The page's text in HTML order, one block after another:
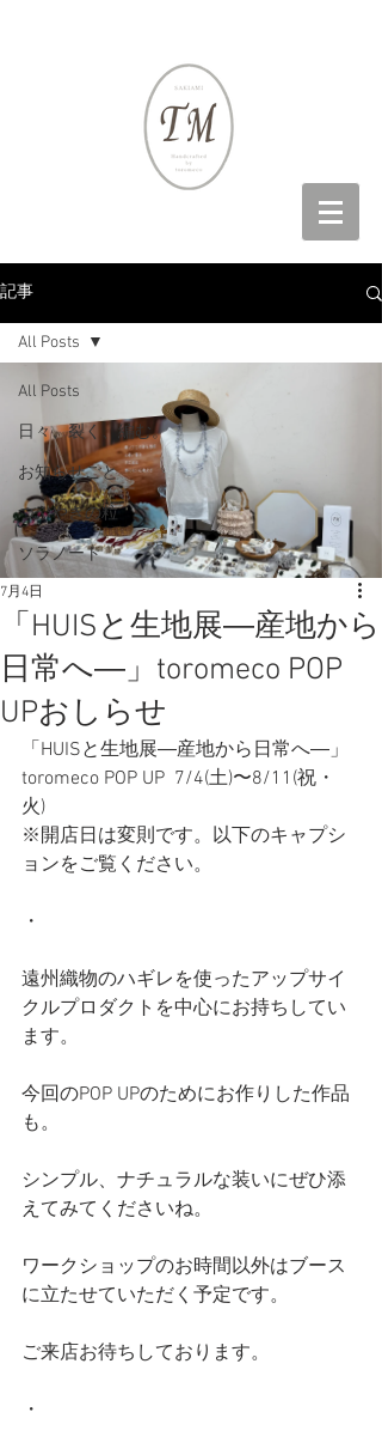
記事
All Posts
日々、裂く、編む。
お知らせごと
つぶやきの粒
ソラノート
All Posts
「HUISと生地展―産地から
日常へ―」toromeco POP
UPおしらせ
7月4日
「HUISと生地展―産地から日常へ―」
toromeco POP UP  7/4(土)〜8/11(祝・
火)
※開店日は変則です。以下のキャプシ
ョンをご覧ください。
・
遠州織物のハギレを使ったアップサイ
クルプロダクトを中心にお持ちしてい
ます。
今回のPOP UPのためにお作りした作品
も。
シンプル、ナチュラルな装いにぜひ添
えてみてくださいね。
ワークショップのお時間以外はブース
に立たせていただく予定です。
ご来店お待ちしております。
・